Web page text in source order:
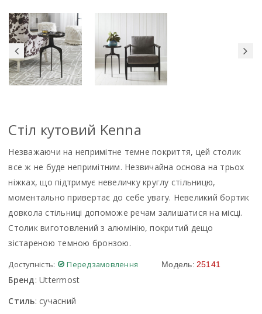
Стiл кутовий Kenna
Незважаючи на непримітне темне покриття, цей столик
все ж не буде непримітним. Незвичайна основа на трьох
ніжках, що підтримує невеличку круглу стільницю,
моментально привертає до себе увагу. Невеликий бортик
довкола стільниці допоможе речам залишатися на місці.
Столик виготовлений з алюмінію, покритий дещо
зістареною темною бронзою.
Доступність: Передзамовлення Модель: 25141
Бренд:Uttermost
Стиль: сучасний